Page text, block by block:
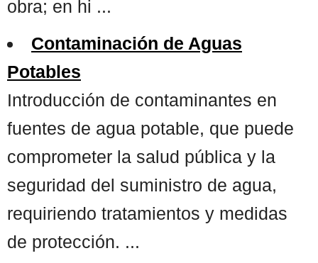
obra; en hi ...
Contaminación de Aguas
Potables
Introducción de contaminantes en
fuentes de agua potable, que puede
comprometer la salud pública y la
seguridad del suministro de agua,
requiriendo tratamientos y medidas
de protección. ...